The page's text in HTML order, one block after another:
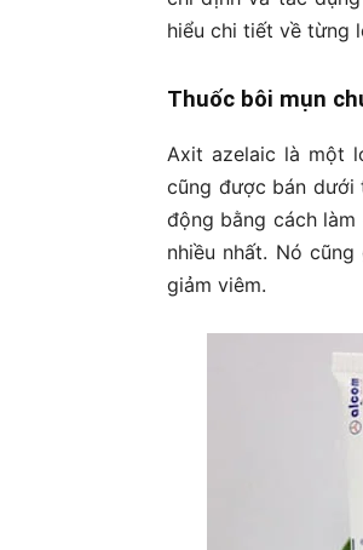
hiểu chi tiết về từng
Thuốc bôi mụn
Axit azelaic là một
cũng được bán dưới
động bằng cách làm
nhiều nhất. Nó
giảm viêm.